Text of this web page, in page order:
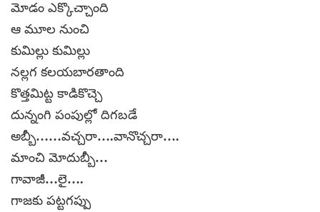
మోడం ఎక్కొచ్చాంది
ఆ మూల నుంచి
కుమిల్లు కుమిల్లు
నల్లగ కలయబారతాంది
కొత్తమిట్ట కాడికొచ్చె
దున్నంగి పంపుల్లో దిగబడే
అబ్బీ……వచ్చరా….వానొచ్చరా….
మాంచి మోదుబ్బీ…
గావాజీ…లై….
గాజకు పట్టగప్పు